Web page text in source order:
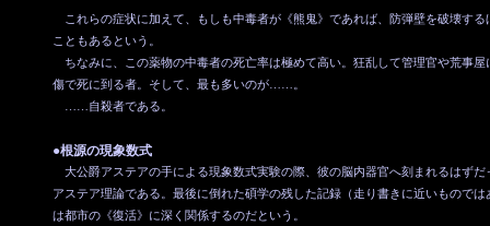
これらの症状に加えて、もしも中毒者が《熊鬼》であれば、防弾壁を破壊する
こともあるという。
ちなみに、この薬物の中毒者の死亡率は極めて高い。狂乱して管理官や荒事屋
傷で死に到る者。そして、最も多いのが……。
……自殺者である。
●根源の現象数式
大公爵アステアの手による現象数式実験の際、彼の脳内器官へ刻まれるはずだ
アステア理論である。最後に倒れた碩学の残した記録（走り書きに近いもので
は都市の《復活》に深く関係するのだという。